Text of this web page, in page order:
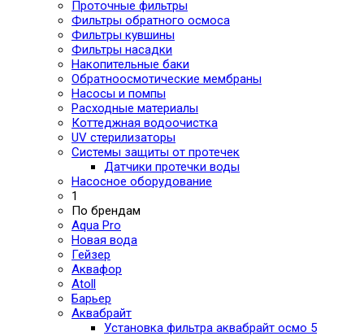
Проточные фильтры
Фильтры обратного осмоса
Фильтры кувшины
Фильтры насадки
Накопительные баки
Обратноосмотические мембраны
Насосы и помпы
Расходные материалы
Коттеджная водоочистка
UV стерилизаторы
Системы защиты от протечек
Датчики протечки воды
Насосное оборудование
1
По брендам
Aqua Pro
Новая вода
Гейзер
Аквафор
Atoll
Барьер
Аквабрайт
Установка фильтра аквабрайт осмо 5